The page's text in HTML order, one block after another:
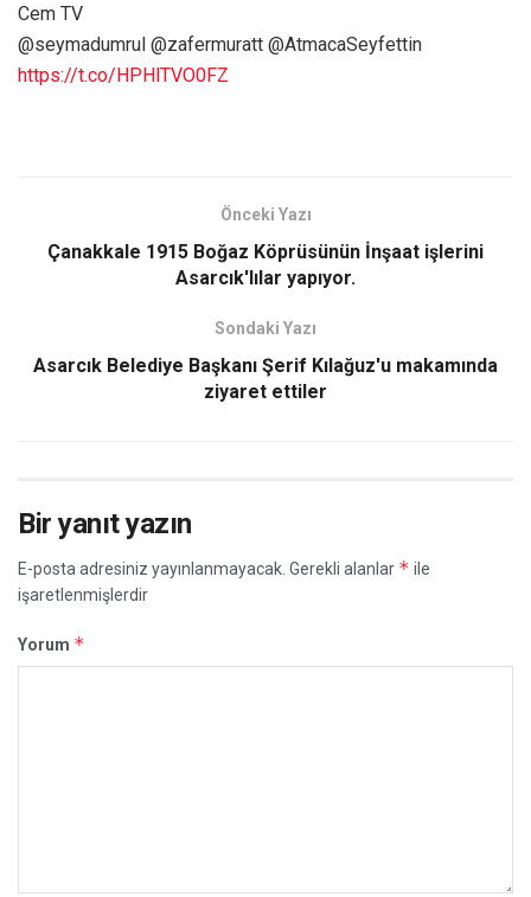
Cem TV
@seymadumrul @zafermuratt @AtmacaSeyfettin
https://t.co/HPHlTVO0FZ
Önceki Yazı
Çanakkale 1915 Boğaz Köprüsünün İnşaat işlerini
Asarcık'lılar yapıyor.
Sondaki Yazı
Asarcık Belediye Başkanı Şerif Kılağuz'u makamında
ziyaret ettiler
Bir yanıt yazın
E-posta adresiniz yayınlanmayacak. Gerekli alanlar * ile
işaretlenmişlerdir
Yorum *